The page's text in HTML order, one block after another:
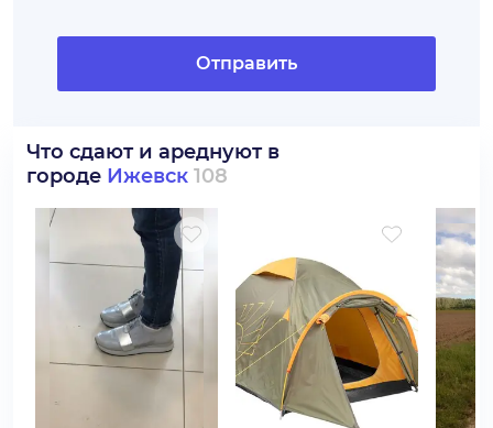
Отправить
Что сдают и ареднуют в
городе Ижевск 108